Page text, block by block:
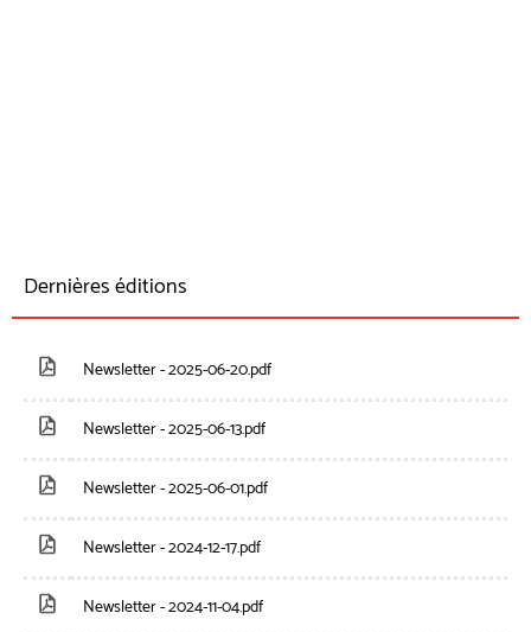
Dernières éditions
Newsletter - 2025-06-20.pdf
Newsletter - 2025-06-13.pdf
Newsletter - 2025-06-01.pdf
Newsletter - 2024-12-17.pdf
Newsletter - 2024-11-04.pdf